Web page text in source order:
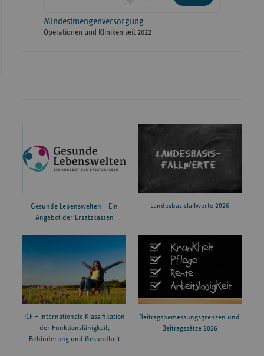
Mindestmengenversorgung
Operationen und Kliniken seit 2022
Gesunde Lebenswelten – Ein
Angebot der Ersatzkassen
Landesbasisfallwerte 2026
ICF – Internationale Klassifikation
der Funktionsfähigkeit,
Behinderung und Gesundheit
Beitragsbemessungsgrenzen und
Beitragssätze 2026